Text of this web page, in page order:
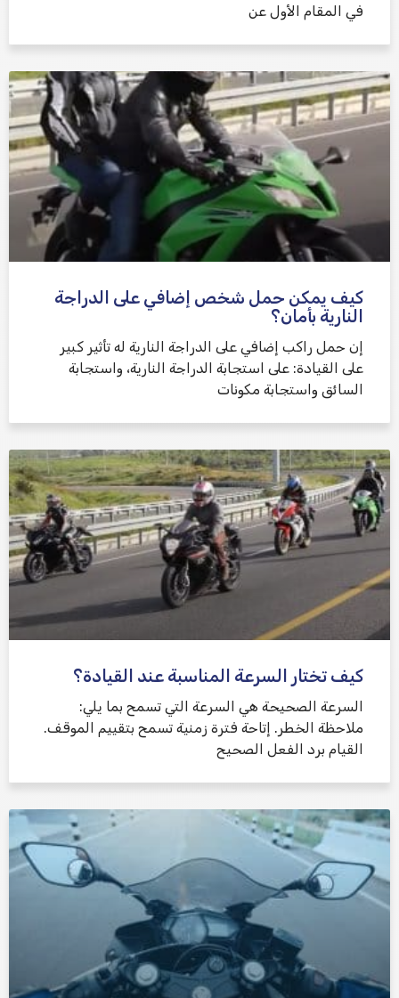
في المقام الأول عن
كيف يمكن حمل شخص إضافي على الدراجة
النارية بأمان؟
إن حمل راكب إضافي على الدراجة النارية له تأثير كبير
على القيادة: على استجابة الدراجة النارية، واستجابة
السائق واستجابة مكونات
كيف تختار السرعة المناسبة عند القيادة؟
السرعة الصحيحة هي السرعة التي تسمح بما يلي:
ملاحظة الخطر. إتاحة فترة زمنية تسمح بتقييم الموقف.
القيام برد الفعل الصحيح